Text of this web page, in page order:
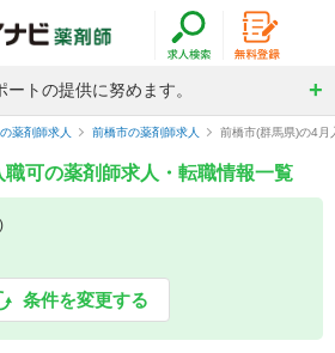
トの提供に努めます。
薬剤師求人 前橋市の薬剤師求人 前橋市(群馬県)の4月
可の薬剤師求人・転職情報一覧
条件を変更する